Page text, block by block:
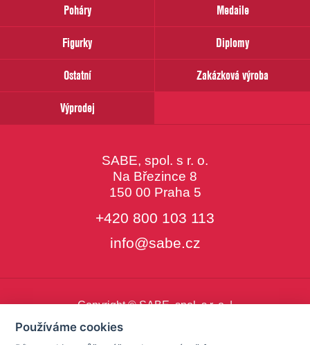
email
Poháry
Medaile
Figurky
Diplomy
Ostatní
Zakázková výroba
Výprodej
SABE, spol. s r. o.
Na Březince 8
150 00 Praha 5
+420 800 103 113
info@sabe.cz
Copyright © SABE, spol. s r. o. |
Používáme cookies